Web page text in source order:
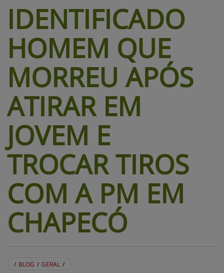
IDENTIFICADO
HOMEM QUE
MORREU APÓS
ATIRAR EM
JOVEM E
TROCAR TIROS
COM A PM EM
CHAPECÓ
/ BLOG / GERAL /